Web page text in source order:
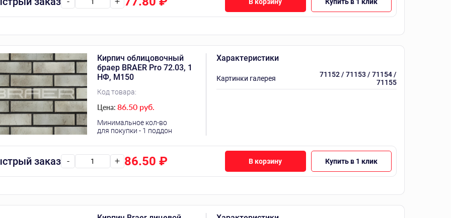
Кирпич облицовочный
браер BRAER Pro 72.03, 1
НФ, М150
Код товара:
Цена: 86.50 руб.
Минимальное кол-во
для покупки - 1 поддон
Характеристики
Картинки галерея
71152 / 71153 / 71154 /
71155
заказ - + 86.50 ₽ В корзину Купить в 1 клик